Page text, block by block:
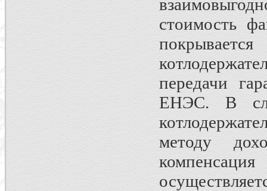
стоимость
передачи
ЕНЭС. В
методу